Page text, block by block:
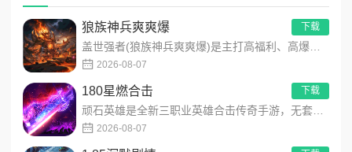
狼族神兵爽爽爆
2026-08-07
下载
180星燃合击
2026-08-07
下载